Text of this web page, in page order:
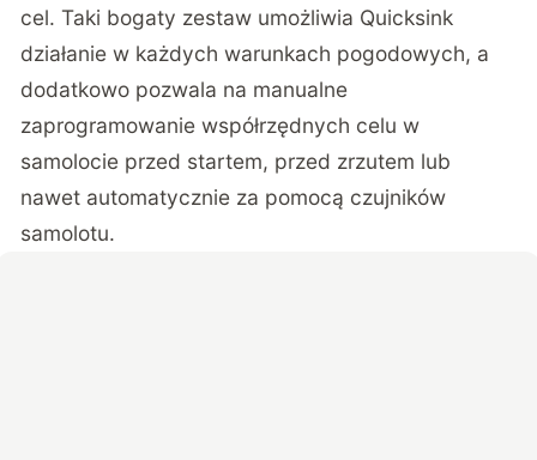
cel. Taki bogaty zestaw umożliwia Quicksink
działanie w każdych warunkach pogodowych, a
dodatkowo pozwala na manualne
zaprogramowanie współrzędnych celu w
samolocie przed startem, przed zrzutem lub
nawet automatycznie za pomocą czujników
samolotu.